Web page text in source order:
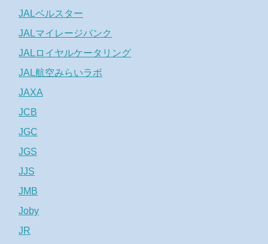
JALベルスター
JALマイレージバンク
JALロイヤルケータリング
JAL航空みらいラボ
JAXA
JCB
JGC
JGS
JJS
JMB
Joby
JR